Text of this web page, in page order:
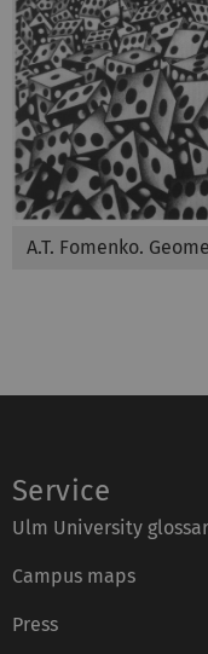
A.T. Fomenko.
Service
Ulm University
Campus maps
Press